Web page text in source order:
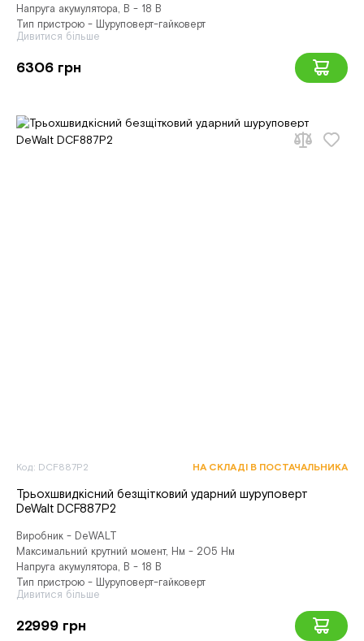
Напруга акумулятора, В - 18 В
Тип пристрою - Шуруповерт-гайковерт
Дивитися більше
6306 грн
Код: DCF887P2 НА СКЛАДІ В ПОСТАЧАЛЬНИКА
Трьохшвидкісний безщітковий ударний шуруповерт
DeWalt DCF887P2
Виробник - DeWALT
Максимальний крутний момент, Нм - 205 Нм
Напруга акумулятора, В - 18 В
Тип пристрою - Шуруповерт-гайковерт
Дивитися більше
22999 грн